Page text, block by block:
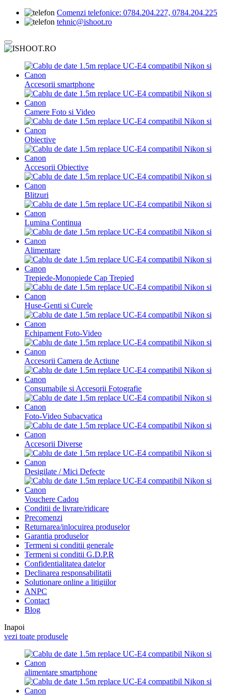
Comenzi telefonice: 0784.204.227, 0784.204.225
tehnic@ishoot.ro
Accesorii smartphone
Camere Foto si Video
Obiective
Accesorii Obiective
Blitzuri
Lumina Continua
Alimentare
Trepiede-Monopiede Cap Trepied
Huse-Genti si Curele
Echipament Foto-Video
Accesorii Camera de Actiune
Consumabile si Accesorii Fotografie
Foto-Video Subacvatica
Accesorii Diverse
Desigilate / Mici Defecte
Vouchere Cadou
Conditii de livrare/ridicare
Precomenzi
Returnarea/inlocuirea produselor
Garantia produselor
Termeni si conditii generale
Termeni si conditii G.D.P.R
Confidentialitatea datelor
Declinarea responsabilitatii
Solutionare online a litigiilor
ANPC
Contact
Blog
Inapoi
vezi toate produsele
alimentare smartphone